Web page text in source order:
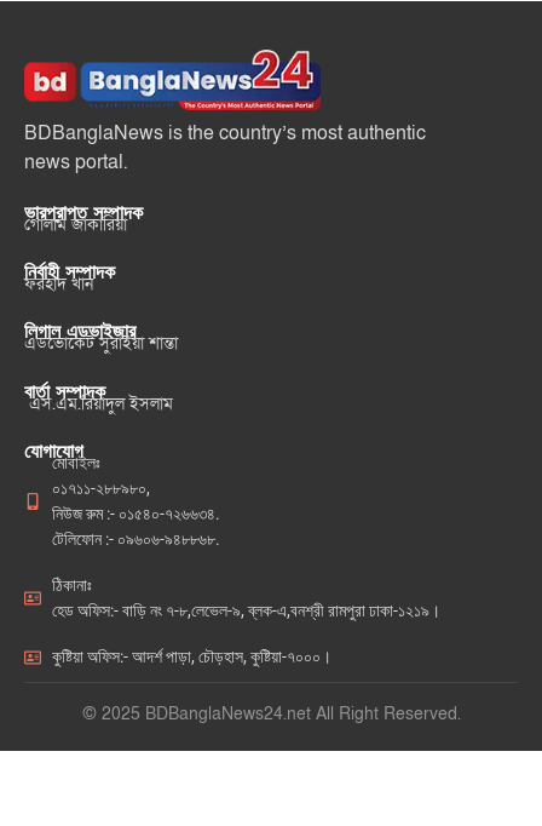
BDBanglaNews is the country’s most authentic
news portal.
ভারপ্রাপ্ত সম্পাদক
গোলাম জাকারিয়া
নির্বাহী সম্পাদক
ফরহাদ খান
লিগাল এডভাইজার
এডভোকেট সুরাইয়া শান্তা
বার্তা সম্পাদক
এস.এম.রিয়াদুল ইসলাম
যোগাযোগ
মোবাইলঃ
০১৭১১-২৮৮৯৮০,
নিউজ রুম :- ০১৫৪০-৭২৬৬৩৪.
টেলিফোন :- ০৯৬০৬-৯৪৮৮৬৮.
ঠিকানাঃ
হেড অফিস:- বাড়ি নং ৭-৮,লেভেল-৯, ব্লক-এ,বনশ্রী রামপুরা ঢাকা-১২১৯।
কুষ্টিয়া অফিস:- আদর্শ পাড়া, চৌড়হাস, কুষ্টিয়া-৭০০০।
© 2025 BDBanglaNews24.net All Right Reserved.